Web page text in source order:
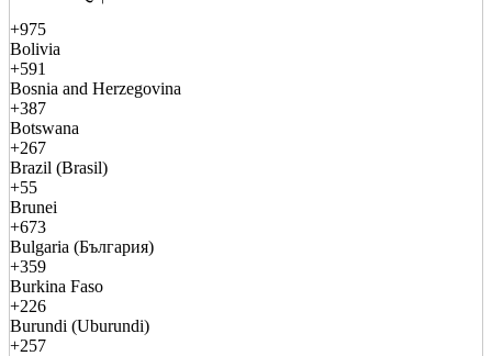
+975
Bolivia
+591
Bosnia and Herzegovina
+387
Botswana
+267
Brazil (Brasil)
+55
Brunei
+673
Bulgaria (България)
+359
Burkina Faso
+226
Burundi (Uburundi)
+257